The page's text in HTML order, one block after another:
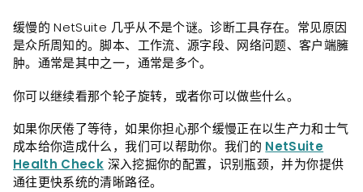
缓慢的 NetSuite 几乎从不是个谜。诊断工具存在。常见原因
是众所周知的。脚本、工作流、源字段、网络问题、客户端臃
肿。通常是其中之一，通常是多个。
你可以继续看那个轮子旋转，或者你可以做些什么。
如果你厌倦了等待，如果你担心那个缓慢正在以生产力和士气
成本给你造成什么，我们可以帮助你。我们的 NetSuite
Health Check 深入挖掘你的配置，识别瓶颈，并为你提供
通往更快系统的清晰路径。